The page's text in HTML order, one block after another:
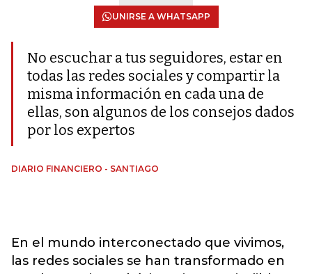
UNIRSE A WHATSAPP
No escuchar a tus seguidores, estar en
todas las redes sociales y compartir la
misma información en cada una de
ellas, son algunos de los consejos dados
por los expertos
DIARIO FINANCIERO - SANTIAGO
En el mundo interconectado que vivimos,
las redes sociales se han transformado en